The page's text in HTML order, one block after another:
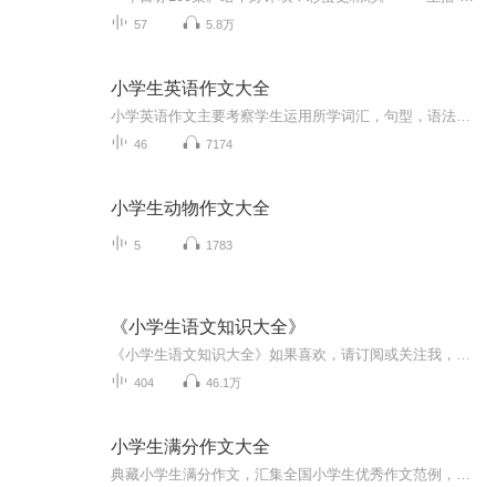
57 5.8万
小学生英语作文大全
46 7174
小学生动物作文大全
5 1783
《小学生语文知识大全》
404 46.1万
小学生满分作文大全